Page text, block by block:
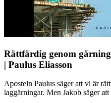
Rättfärdig genom
| Paulus Eliasson
Aposteln Paulus säger att vi är
laggärningar. Men Jakob säger